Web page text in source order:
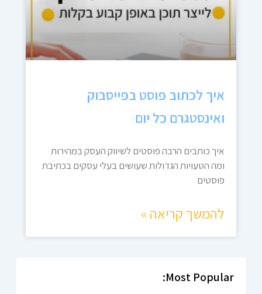
איך לכתוב פוסט בפייסבוק
ואינסטגרם כל יום
איך כותבים הרבה פוסטים לשיווק העסק במהירות
ומה הטעויות הגדולות שעושים בעלי עסקים בכתיבת
פוסטים
להמשך קריאה »
Most Popular: